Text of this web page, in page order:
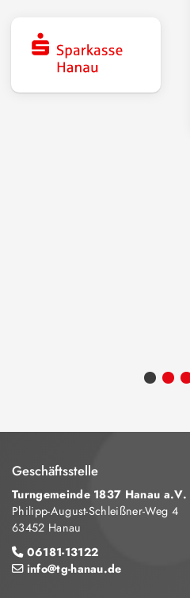
Geschäftsstelle
Turngemeinde 1837 Hanau a.V.
Philipp-August-Schleißner-Weg 4
63452 Hanau
06181-13122
info@tg-hanau.de